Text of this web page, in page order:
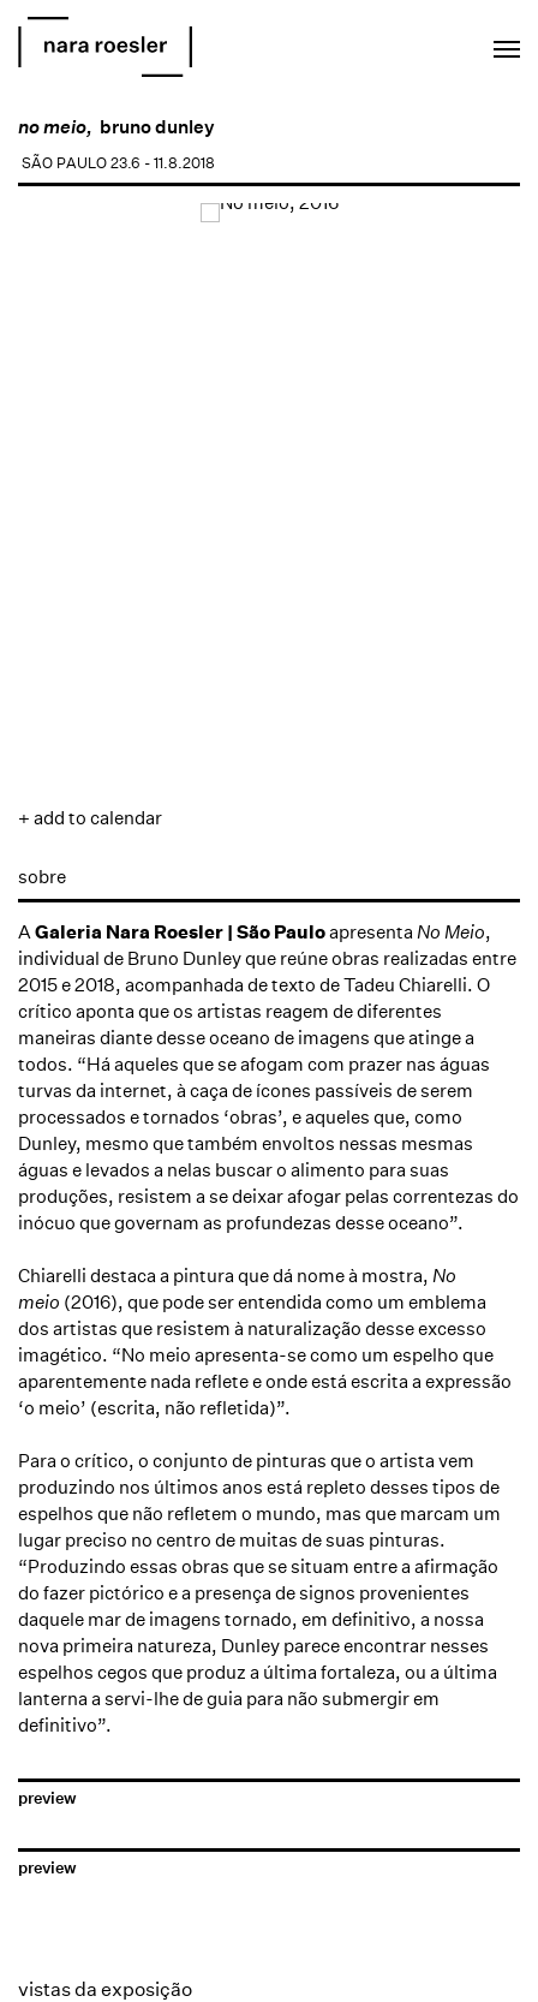
SÃO PAULO23.6 - 11.8.2018
bruno dunley
no meio,
Open a larger version of the following image in a popup:
+ add to calendar
sobre
AGaleria Nara Roesler | São PauloapresentaNo Meio,
individual de Bruno Dunley que reúne obras realizadas entre
2015 e 2018, acompanhada de texto de Tadeu Chiarelli. O
crítico aponta que os artistas reagem de diferentes
maneiras diante desse oceano de imagens que atinge a
todos. “Há aqueles que se afogam com prazer nas águas
turvas da internet, à caça de ícones passíveis de serem
processados e tornados ‘obras’, e aqueles que, como
Dunley, mesmo que também envoltos nessas mesmas
águas e levados a nelas buscar o alimento para suas
produções, resistem a se deixar afogar pelas correntezas do
inócuo que governam as profundezas desse oceano”.
Chiarelli destaca a pintura que dá nome à mostra, No
meio (2016), que pode ser entendida como um emblema
dos artistas que resistem à naturalização desse excesso
imagético. “No meio apresenta-se como um espelho que
aparentemente nada reflete e onde está escrita a expressão
‘o meio’ (escrita, não refletida)”.
Para o crítico, o conjunto de pinturas que o artista vem
produzindo nos últimos anos está repleto desses tipos de
espelhos que não refletem o mundo, mas que marcam um
lugar preciso no centro de muitas de suas pinturas.
“Produzindo essas obras que se situam entre a afirmação
do fazer pictórico e a presença de signos provenientes
daquele mar de imagens tornado, em definitivo, a nossa
nova primeira natureza, Dunley parece encontrar nesses
espelhos cegos que produz a última fortaleza, ou a última
lanterna a servi-lhe de guia para não submergir em
definitivo”.
preview
preview
vistas da exposição